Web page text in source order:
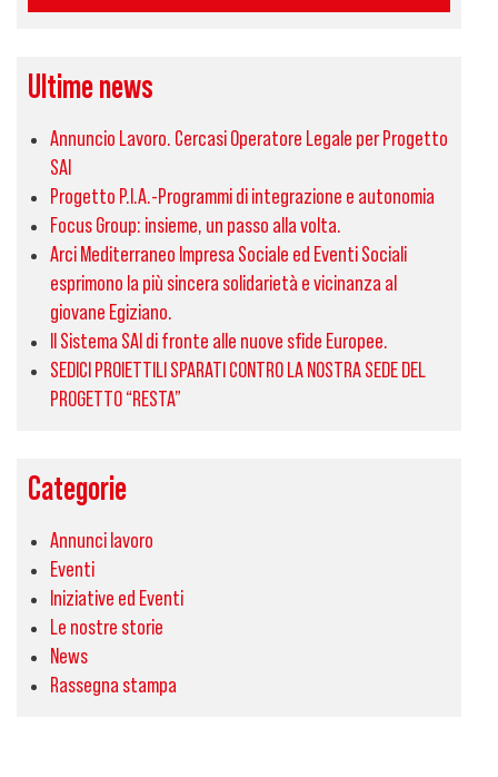
Ultime news
Annuncio Lavoro. Cercasi Operatore Legale per Progetto
SAI
Progetto P.I.A.-Programmi di integrazione e autonomia
Focus Group: insieme, un passo alla volta.
Arci Mediterraneo Impresa Sociale ed Eventi Sociali
esprimono la più sincera solidarietà e vicinanza al
giovane Egiziano.
Il Sistema SAI di fronte alle nuove sfide Europee.
SEDICI PROIETTILI SPARATI CONTRO LA NOSTRA SEDE DEL
PROGETTO “RESTA”
Categorie
Annunci lavoro
Eventi
Iniziative ed Eventi
Le nostre storie
News
Rassegna stampa